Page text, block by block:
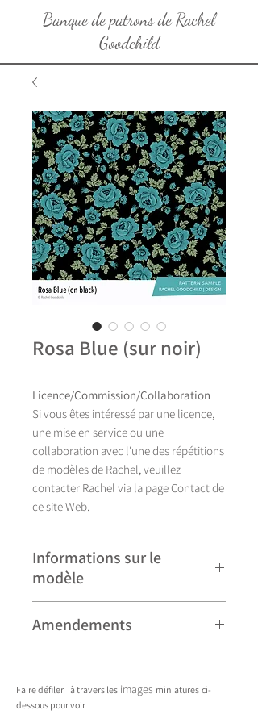
Banque de patrons de Rachel
Goodchild
Rosa Blue (sur noir)
Licence/Commission/Collaboration
Si vous êtes intéressé par une licence,
une mise en service ou une
collaboration avec l'une des répétitions
de modèles de Rachel, veuillez
contacter Rachel via la page Contact de
ce site Web.
Informations sur le
modèle
décline actuellement en douze coloris.
noir).
Amendements
mineures et peuvent donc différer
légèrement de ceux présentés. Toute
Faire défiler à travers les images miniatures ci-
dessous pour voir